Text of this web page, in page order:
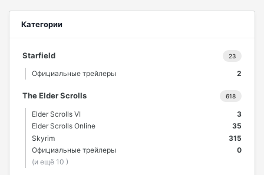
Категории
23
Starfield
2
Официальные трейлеры
618
The Elder Scrolls
3
Elder Scrolls VI
35
Elder Scrolls Online
315
Skyrim
0
Официальные трейлеры
(и ещё 10 )